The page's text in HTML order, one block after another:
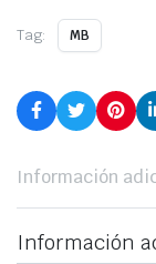
Tag: MB
Información
Información